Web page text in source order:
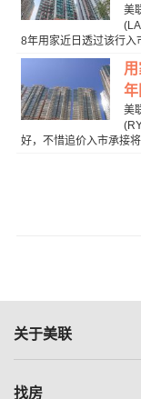
美
8年用家近日透过该行入
年
美
好，不惜追价入市承接
关于美联
美联集团
找房